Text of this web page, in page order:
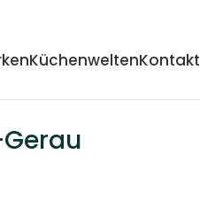
KüchenweltenKontakt